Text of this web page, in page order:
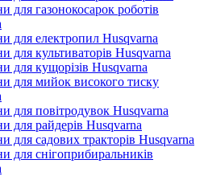
для газонокосарок роботів
для електропил Husqvarna
для культиваторів Husqvarna
для кущорізів Husqvarna
для мийок високого тиску
для повітродувок Husqvarna
для райдерів Husqvarna
для садових тракторів Husqvarna
для снігоприбиральників